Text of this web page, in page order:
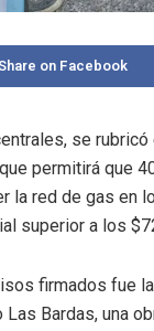
on Facebook
se
permitirá que
la red de gas en
superior a los
firmados fue
Bardas, una